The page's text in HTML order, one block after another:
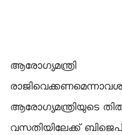
ആരോഗ്യമന്ത്രി
ആരോഗ്യമന്ത്രിയുടെ
വസതിയിലേക്ക്